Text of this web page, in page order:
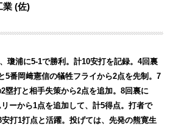
(佐)
瓊浦に5-1で勝利。計10安打を記録。4回裏
5番岡﨑憲信の犠牲フライから2点を先制。7
塁打と相手失策から2点を追加。8回裏に
ーから1点を追加して、計5得点。打者で
打1打点と活躍。投げては、先発の熊寛生